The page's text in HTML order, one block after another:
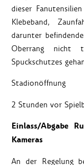
dieser
Klebeband,
darunter
Oberrang nicht
Spuckschutzes
Stadionöffnung
2 Stunden vor
Einlass/Abgabe
Kameras
An der Regelung